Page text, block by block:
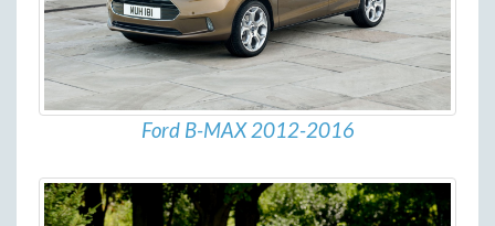
Ford B-MAX 2012-2016